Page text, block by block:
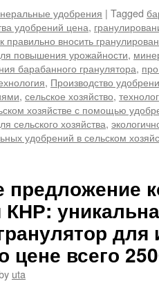
удобрения | Tagged
удобрений цена,
правильно вносить
повышения урожайности,
барабанного гранулятора,
, Производство
, сельское хозяйство,
хозяйстве с помощью
сельского хозяйства,
удобрений в сельском
предложение
КНР:
для
цене всего
uta